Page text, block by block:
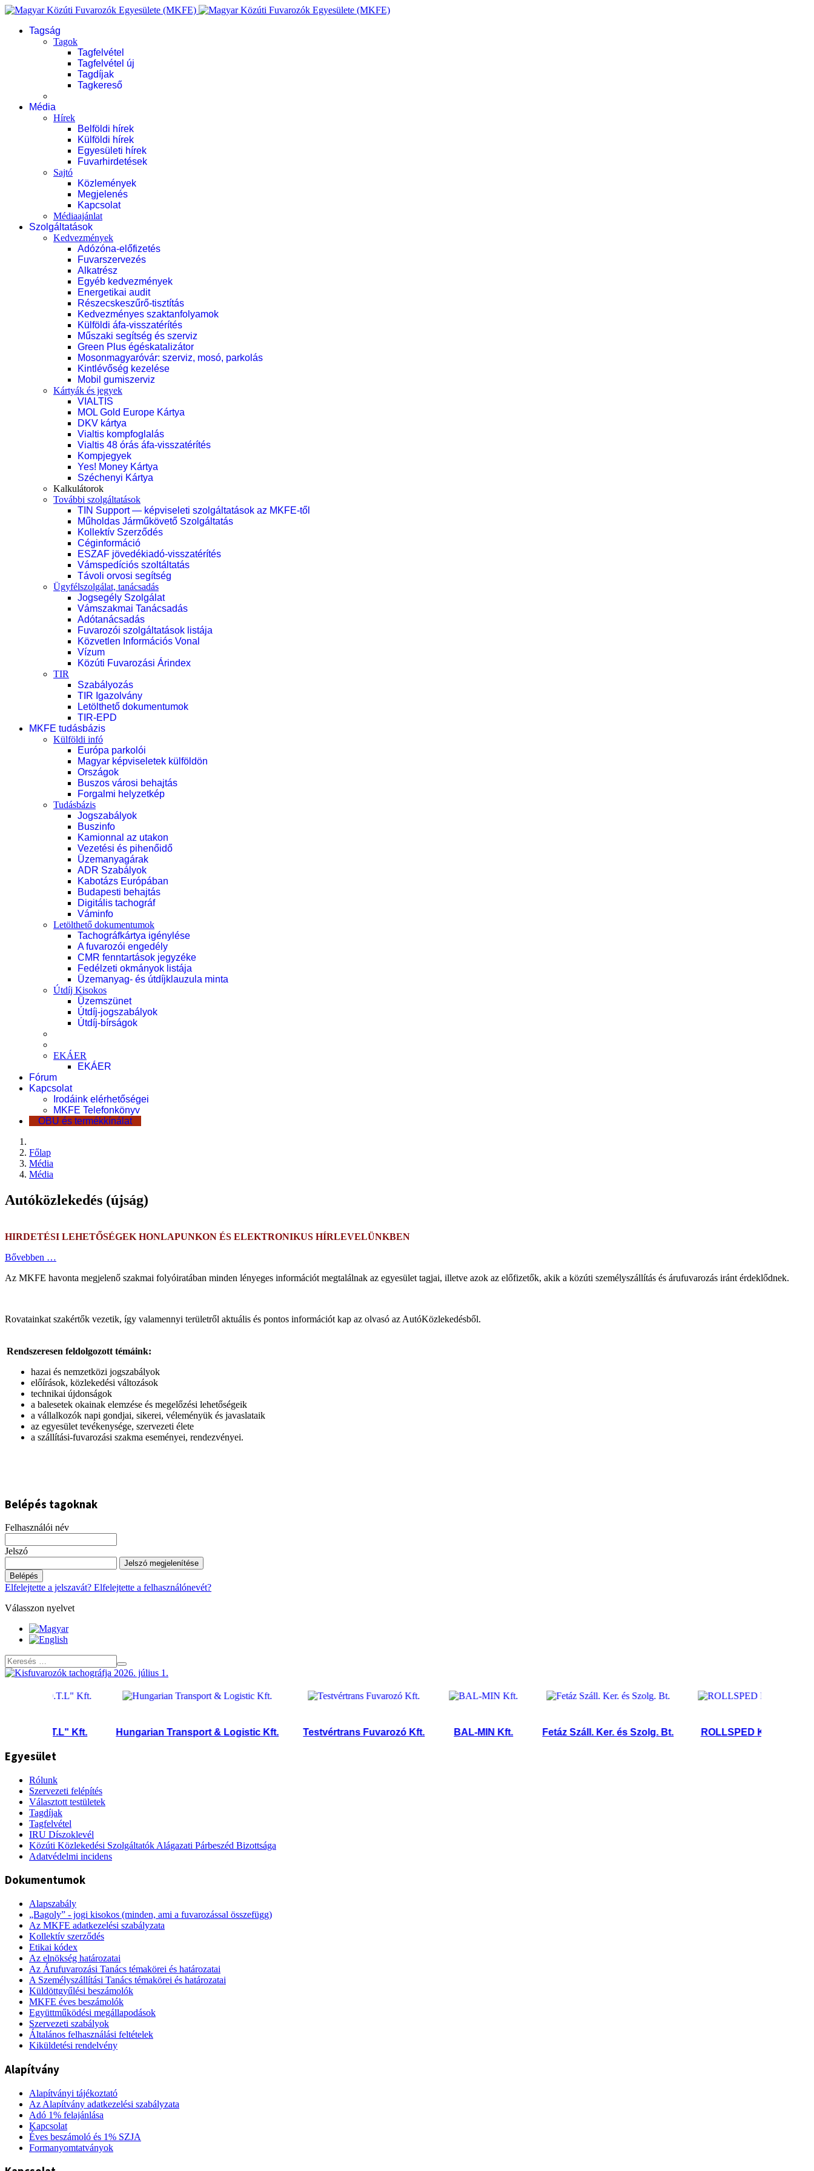
Tagság
Tagok
Tagfelvétel
Tagfelvétel új
Tagdíjak
Tagkereső
Média
Hírek
Belföldi hírek
Külföldi hírek
Egyesületi hírek
Fuvarhirdetések
Sajtó
Közlemények
Megjelenés
Kapcsolat
Médiaajánlat
Szolgáltatások
Kedvezmények
Adózóna-előfizetés
Fuvarszervezés
Alkatrész
Egyéb kedvezmények
Energetikai audit
Részecskeszűrő-tisztítás
Kedvezményes szaktanfolyamok
Külföldi áfa-visszatérítés
Műszaki segítség és szerviz
Green Plus égéskatalizátor
Mosonmagyaróvár: szerviz, mosó, parkolás
Kintlévőség kezelése
Mobil gumiszerviz
Kártyák és jegyek
VIALTIS
MOL Gold Europe Kártya
DKV kártya
Vialtis kompfoglalás
Vialtis 48 órás áfa-visszatérítés
Kompjegyek
Yes! Money Kártya
Széchenyi Kártya
Kalkulátorok
További szolgáltatások
TIN Support — képviseleti szolgáltatások az MKFE-től
Műholdas Járműkövető Szolgáltatás
Kollektív Szerződés
Céginformáció
ESZAF jövedékiadó-visszatérítés
Vámspedíciós szoltáltatás
Távoli orvosi segítség
Ügyfélszolgálat, tanácsadás
Jogsegély Szolgálat
Vámszakmai Tanácsadás
Adótanácsadás
Fuvarozói szolgáltatások listája
Közvetlen Információs Vonal
Vízum
Közúti Fuvarozási Árindex
TIR
Szabályozás
TIR Igazolvány
Letölthető dokumentumok
TIR-EPD
MKFE tudásbázis
Külföldi infó
Európa parkolói
Magyar képviseletek külföldön
Országok
Buszos városi behajtás
Forgalmi helyzetkép
Tudásbázis
Jogszabályok
Buszinfo
Kamionnal az utakon
Vezetési és pihenőidő
Üzemanyagárak
ADR Szabályok
Kabotázs Európában
Budapesti behajtás
Digitális tachográf
Váminfo
Letölthető dokumentumok
Tachográfkártya igénylése
A fuvarozói engedély
CMR fenntartások jegyzéke
Fedélzeti okmányok listája
Üzemanyag- és útdíjklauzula minta
Útdíj Kisokos
Üzemszünet
Útdíj-jogszabályok
Útdíj-bírságok
EKÁER
EKÁER
Fórum
Kapcsolat
Irodáink elérhetőségei
MKFE Telefonkönyv
OBU és termékkínálat
Főlap
Média
Média
Autóközlekedés (újság)
HIRDETÉSI LEHETŐSÉGEK HONLAPUNKON ÉS ELEKTRONIKUS HÍRLEVELÜNKBEN
Bővebben …
Az MKFE havonta megjelenő szakmai folyóiratában minden lényeges információt megtalálnak az egyesület tagjai, illetve azok az előfizetők, akik a közúti személyszállítás és árufuvarozás iránt érdeklődnek.
Rovatainkat szakértők vezetik, így valamennyi területről aktuális és pontos információt kap az olvasó az AutóKözlekedésből.
Rendszeresen feldolgozott témáink:
hazai és nemzetközi jogszabályok
előírások, közlekedési változások
technikai újdonságok
a balesetek okainak elemzése és megelőzési lehetőségeik
a vállalkozók napi gondjai, sikerei, véleményük és javaslataik
az egyesület tevékenysége, szervezeti élete
a szállítási-fuvarozási szakma eseményei, rendezvényei.
Belépés tagoknak
Felhasználói név
Jelszó
Jelszó megjelenítése
Belépés
Elfelejtette a jelszavát? Elfelejtette a felhasználónevét?
Válasszon nyelvet
"D.T.L" Kft. Hungarian Transport & Logistic Kft. Testvértrans Fuvarozó Kft. BAL-MIN Kft. Fetáz Száll. Ker. és Szolg. Bt. ROLLSPED Kft.
Egyesület
Rólunk
Szervezeti felépítés
Választott testületek
Tagdíjak
Tagfelvétel
IRU Díszoklevél
Közúti Közlekedési Szolgáltatók Alágazati Párbeszéd Bizottsága
Adatvédelmi incidens
Dokumentumok
Alapszabály
„Bagoly” - jogi kisokos (minden, ami a fuvarozással összefügg)
Az MKFE adatkezelési szabályzata
Kollektív szerződés
Etikai kódex
Az elnökség határozatai
Az Árufuvarozási Tanács témakörei és határozatai
A Személyszállítási Tanács témakörei és határozatai
Küldöttgyűlési beszámolók
MKFE éves beszámolók
Együttműködési megállapodások
Szervezeti szabályok
Általános felhasználási feltételek
Kiküldetési rendelvény
Alapítvány
Alapítványi tájékoztató
Az Alapítvány adatkezelési szabályzata
Adó 1% felajánlása
Kapcsolat
Éves beszámoló és 1% SZJA
Formanyomtatványok